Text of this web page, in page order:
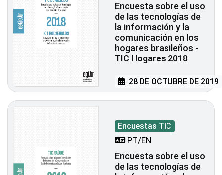
Encuesta sobre el uso
de las tecnologías de
la información y la
comunicación en los
hogares brasileños -
TIC Hogares 2018
28 DE OCTUBRE DE 2019
Encuestas TIC
PT/EN
Encuesta sobre el uso
de las tecnologías de